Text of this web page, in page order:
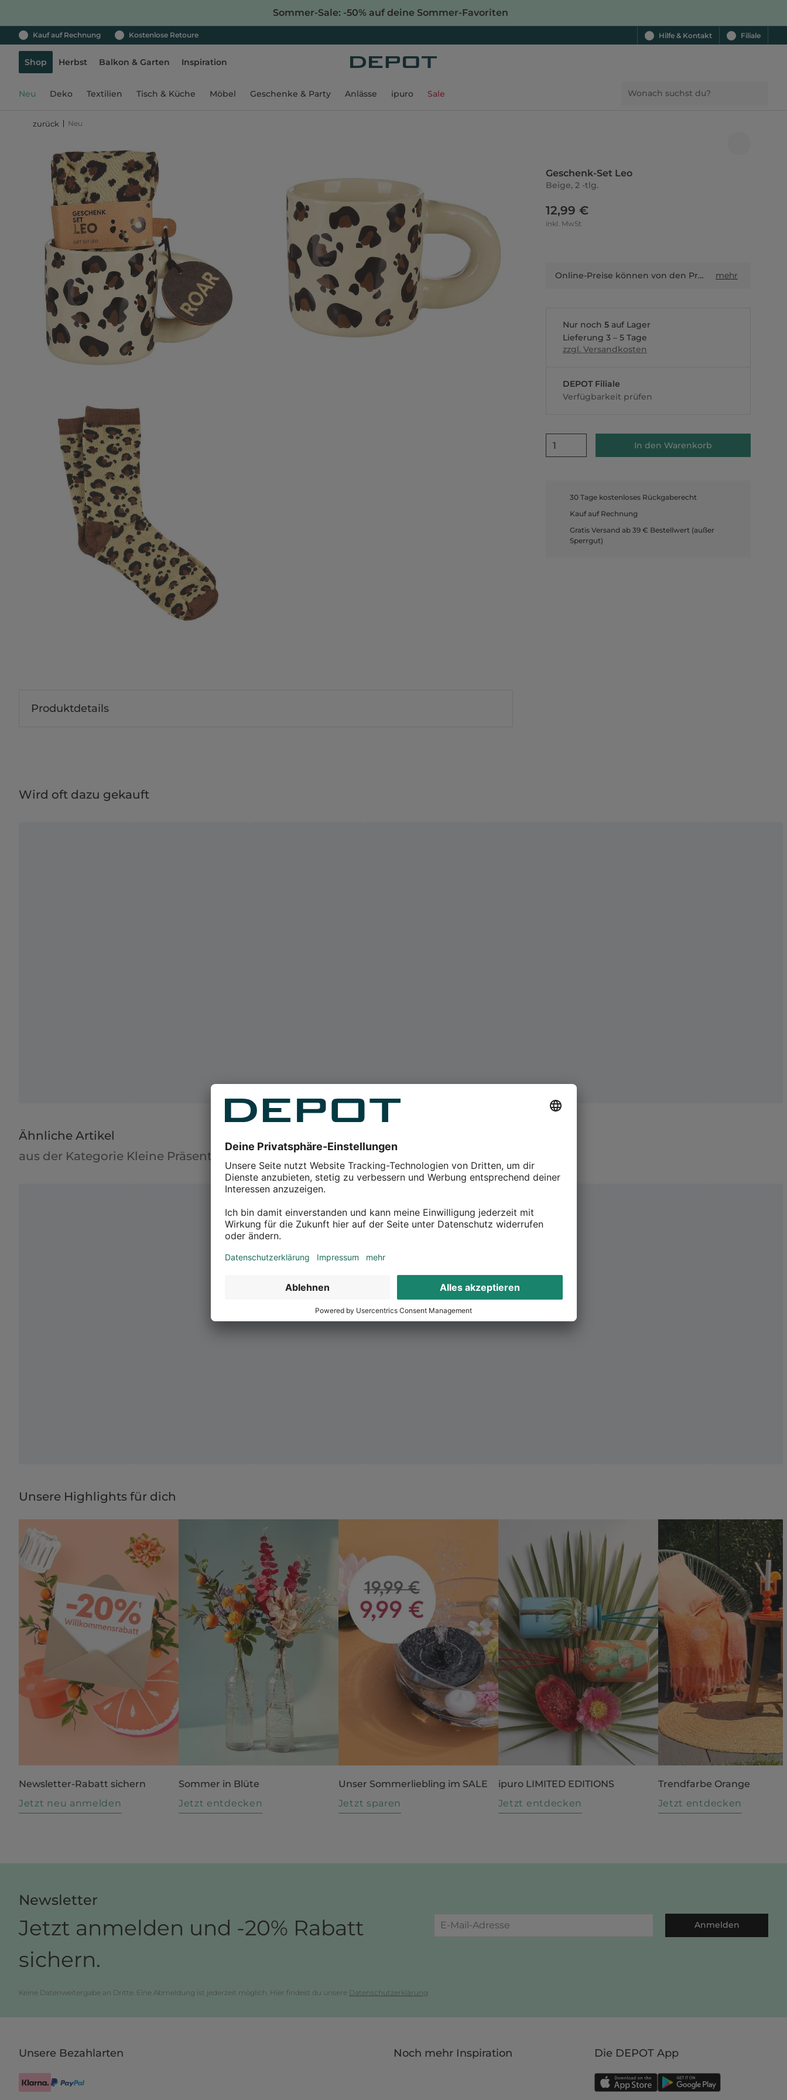
Sommer-Sale: -50% auf deine Sommer-Favoriten
Kauf auf Rechnung Kostenlose Retoure Hilfe & Kontakt Filiale
Shop Herbst Balkon & Garten Inspiration
Neu Deko Textilien Tisch & Küche Möbel Geschenke & Party Anlässe ipuro Sale
zurück Neu
Geschenk-Set Leo
Beige, 2 -tlg.
12,99 €
inkl. MwSt
Online-Preise können von den Preisen in Filialen sowie Shop-in-Shop-Flächen abweichen. mehr
Nur noch 5 auf Lager
Lieferung 3 – 5 Tage
zzgl. Versandkosten
DEPOT Filiale
Verfügbarkeit prüfen
1 In den Warenkorb
30 Tage kostenloses Rückgaberecht
Kauf auf Rechnung
Gratis Versand ab 39 € Bestellwert (außer
Sperrgut)
Produktdetails
Wird oft dazu gekauft
Ähnliche Artikel
aus der Kategorie Kleine Präsente als Adventskalender-Füllung
Unsere Highlights für dich
Newsletter-Rabatt sichern
Jetzt neu anmelden
Sommer in Blüte
Jetzt entdecken
Unser Sommerliebling im SALE
Jetzt sparen
ipuro LIMITED EDITIONS
Jetzt entdecken
Trendfarbe Orange
Jetzt entdecken
Newsletter
Jetzt anmelden und -20% Rabatt
sichern.
Anmelden
Keine Datenweitergabe an Dritte. Eine Abmeldung ist jederzeit möglich. Hier findest du unsere Datenschutzerklärung.
Unsere Bezahlarten Noch mehr Inspiration Die DEPOT App